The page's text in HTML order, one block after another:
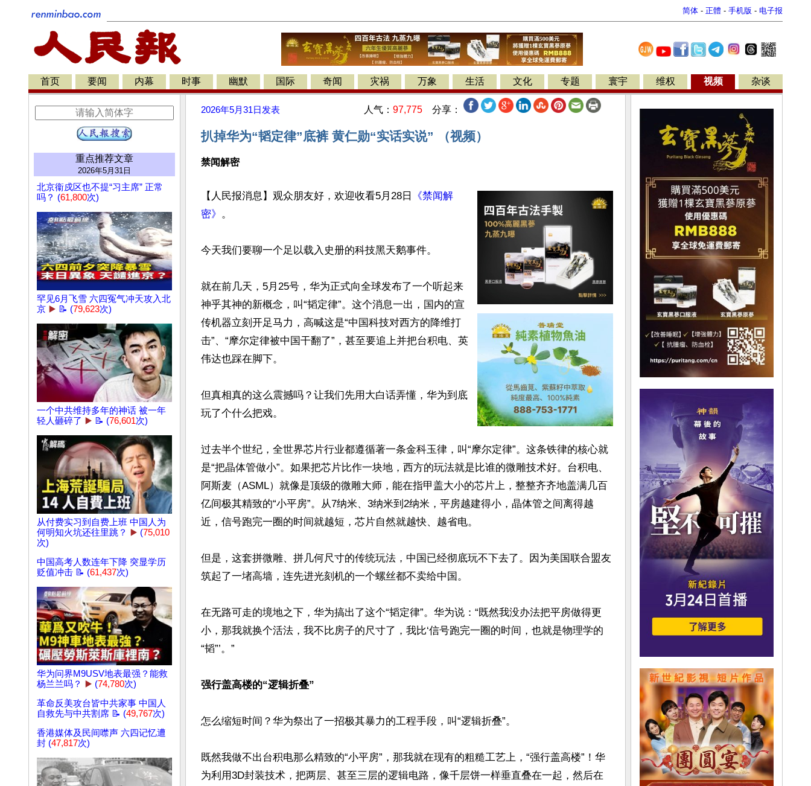
简体 - 正體 - 手机版 - 电子报
首页 要闻 内幕 时事 幽默 国际 奇闻 灾祸 万象 生活 文化 专题 寰宇 维权 视频 杂谈
重点推荐文章
2026年5月31日
北京衞戍区也不提“习主席” 正常
吗？ (61,800次)
罕见6月飞雪 六四冤气冲天攻入北
京 ▶️ 📝 (79,623次)
一个中共维持多年的神话 被一年
轻人砸碎了 ▶️ 📝 (76,601次)
从付费实习到自费上班 中国人为
何明知火坑还往里跳？
▶️ (75,010
次)
中国高考人数连年下降 突显学历
贬值冲击 📝 (61,437次)
华为问界M9USV地表最强？能救
杨兰兰吗？
▶️ (74,780次)
革命反美攻台皆中共家事 中国人
自救先与中共割席 📝 (49,767次)
香港媒体及民间噤声 六四记忆遭
封 (47,817次)
2026年5月31日 发表 人气： 97,775 分享：
扒掉华为“韬定律”底裤 黄仁勋“实话实说” （视频）
禁闻解密
【人民报消息】观众朋友好，欢迎收看5月28日
《禁闻解
密》 。
今天我们要聊一个足以载入史册的科技黑天鹅事件。
就在前几天，5月25号，华为正式向全球发布了一个听起来
神乎其神的新概念，叫“韬定律”。这个消息一出，国内的宣
传机器立刻开足马力，高喊这是“中国科技对西方的降维打
击”、“摩尔定律被中国干翻了”，甚至要追上并把台积电、英
伟达也踩在脚下。
但真相真的这么震撼吗？让我们先用大白话弄懂，华为到底
玩了个什么把戏。
过去半个世纪，全世界芯片行业都遵循著一条金科玉律，叫“摩尔定律”。这条铁律的核心就
是“把晶体管做小”。如果把芯片比作一块地，西方的玩法就是比谁的微雕技术好。台积电、
阿斯麦（ASML）就像是顶级的微雕大师，能在指甲盖大小的芯片上，整整齐齐地盖满几百
亿间极其精致的“小平房”。从7纳米、3纳米到2纳米，平房越建得小，晶体管之间离得越
近，信号跑完一圈的时间就越短，芯片自然就越快、越省电。
但是，这套拼微雕、拼几何尺寸的传统玩法，中国已经彻底玩不下去了。因为美国联合盟友
筑起了一堵高墙，连先进光刻机的一个螺丝都不卖给中国。
在无路可走的境地之下，华为搞出了这个“韬定律”。华为说：“既然我没办法把平房做得更
小，那我就换个活法，我不比房子的尺寸了，我比‘信号跑完一圈的时间，也就是物理学的
“韬”’。”
强行盖高楼的“逻辑折叠”
怎么缩短时间？华为祭出了一招极其暴力的工程手段，叫“逻辑折叠”。
既然我做不出台积电那么精致的“小平房”，那我就在现有的粗糙工艺上，“强行盖高楼”！华
为利用3D封装技术，把两层、甚至三层的逻辑电路，像千层饼一样垂直叠在一起，然后在